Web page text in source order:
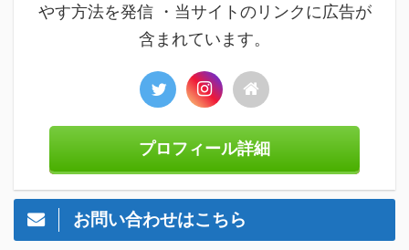
やす方法を発信 ・当サイトのリンクに広告が
含まれています。
プロフィール詳細
お問い合わせはこちら